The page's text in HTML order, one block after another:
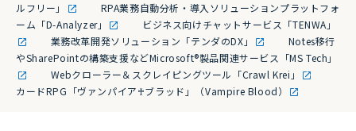
ルフリー」
RPA業務自動分析・導入ソリューションプラットフォ
ーム「D-Analyzer」
ビジネス向けチャットサービス「TENWA」
業務改革開発ソリューション「テンダのDX」
Notes移行
やSharePointの構築支援などMicrosoft®製品関連サービス「MS Tech」
Webクローラー＆スクレイピングツール「Crawl Krei」
カードRPG「ヴァンパイア♰ブラッド」（Vampire Blood）